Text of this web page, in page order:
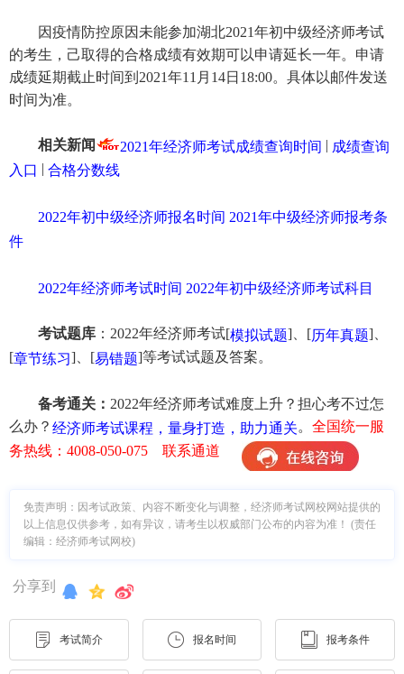
因疫情防控原因未能参加湖北2021年初中级经济师考试
的考生，己取得的合格成绩有效期可以申请延长一年。申请
成绩延期截止时间到2021年11月14日18:00。具体以邮件发送
时间为准。
相关新闻 2021年经济师考试成绩查询时间 | 成绩查询
入口 | 合格分数线
2022年初中级经济师报名时间 2021年中级经济师报考条
件
2022年经济师考试时间 2022年初中级经济师考试科目
考试题库 ：2022年经济师考试[模拟试题]、[历年真题]、
[章节练习]、[易错题]等考试试题及答案。
备考通关： 2022年经济师考试难度上升？担心考不过怎
么办？ 经济师考试课程，量身打造，助力通关。 全国统一服
务热线：4008-050-075 联系通道
免责声明：因考试政策、内容不断变化与调整，经济师考试网校网站提供的
以上信息仅供参考，如有异议，请考生以权威部门公布的内容为准！ (责任
编辑：经济师考试网校)
分享到
考试简介 报名时间 报考条件